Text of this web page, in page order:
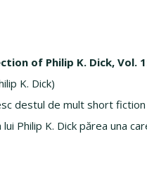
of Philip K. Dick, Vol.
K. Dick)
destul de mult short fiction
Philip K. Dick părea una